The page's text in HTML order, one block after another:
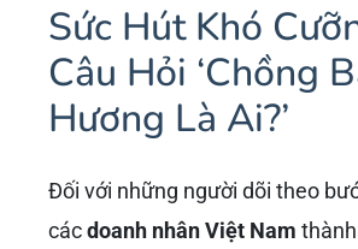
Sức Hút Khó
Câu Hỏi ‘Chồng
Hương Là Ai?’
Đối với những người dõi theo
cácdoanh nhân Việt Nam